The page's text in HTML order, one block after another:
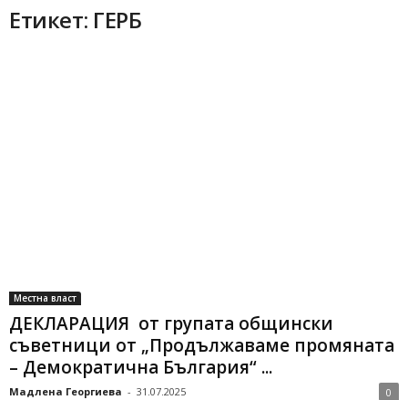
Етикет: ГЕРБ
Местна власт
ДЕКЛАРАЦИЯ от групата общински
съветници от „Продължаваме промяната
– Демократична България“ ...
Мадлена Георгиева - 31.07.2025 0